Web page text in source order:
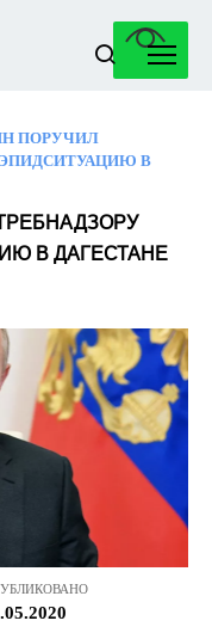
ПОРУЧИЛ
В
В ДАГЕСТАНЕ